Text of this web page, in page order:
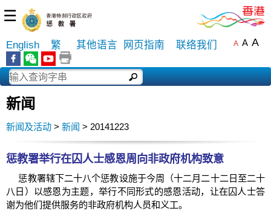
☰
English 繁 其他语言 网页指南 联络我们 A A A
新闻
新闻及活动 > 新闻 > 20141223
惩教署举行在囚人士感恩周向非政府机构致意
惩教署辖下二十八个惩教设施于今周（十二月二十二日至二十
八日）以感恩为主题，举行不同形式的感恩活动，让在囚人士答
谢为他们提供服务的非政府机构人员和义工。